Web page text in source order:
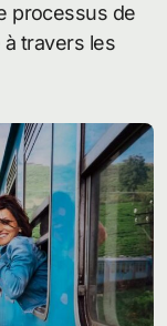
processus de
travers les